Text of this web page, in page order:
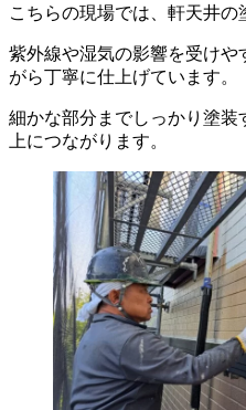
こちらの現場では、軒天井の
紫外線や湿気の影響を受け
がら丁寧に仕上げています。
細かな部分までしっかり塗装
上につながります。